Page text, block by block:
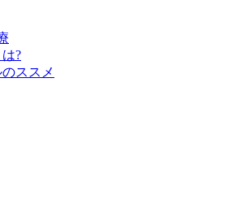
?
ススメ